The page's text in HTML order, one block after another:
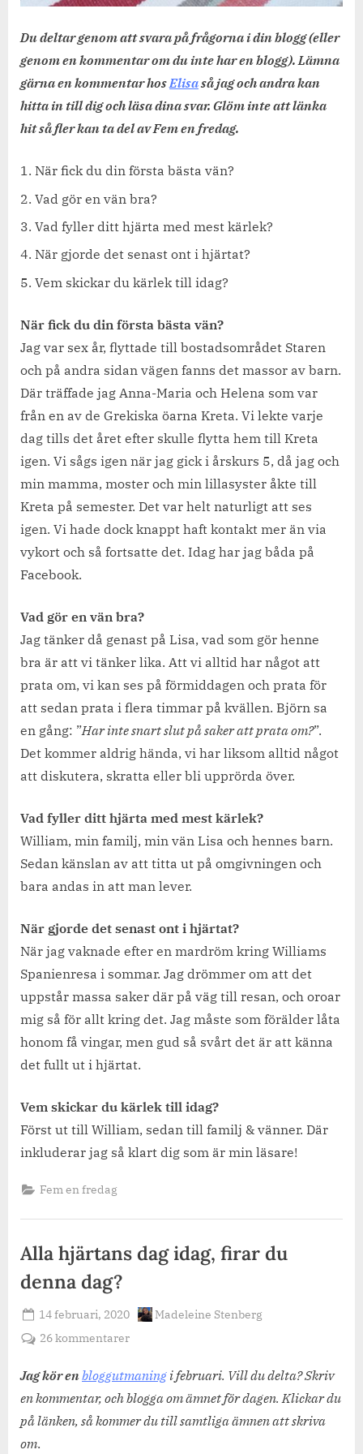
Du deltar genom att svara på frågorna i din blogg (eller
genom en kommentar om du inte har en blogg). Lämna
gärna en kommentar hosElisaså jag och andra kan
hitta in till dig och läsa dina svar. Glöm inte att länka
hit så fler kan ta del av Fem en fredag.
När fick du din första bästa vän?
Vad gör en vän bra?
Vad fyller ditt hjärta med mest kärlek?
När gjorde det senast ont i hjärtat?
Vem skickar du kärlek till idag?
När fick du din första bästa vän?
Jag var sex år, flyttade till bostadsområdet Staren
och på andra sidan vägen fanns det massor av barn.
Där träffade jag Anna-Maria och Helena som var
från en av de Grekiska öarna Kreta. Vi lekte varje
dag tills det året efter skulle flytta hem till Kreta
igen. Vi sågs igen när jag gick i årskurs 5, då jag och
min mamma, moster och min lillasyster åkte till
Kreta på semester. Det var helt naturligt att ses
igen. Vi hade dock knappt haft kontakt mer än via
vykort och så fortsatte det. Idag har jag båda på
Facebook.
Vad gör en vän bra?
Jag tänker då genast på Lisa, vad som gör henne
bra är att vi tänker lika. Att vi alltid har något att
prata om, vi kan ses på förmiddagen och prata för
att sedan prata i flera timmar på kvällen. Björn sa
en gång: ”Har inte snart slut på saker att prata om?”.
Det kommer aldrig hända, vi har liksom alltid något
att diskutera, skratta eller bli upprörda över.
Vad fyller ditt hjärta med mest kärlek?
William, min familj, min vän Lisa och hennes barn.
Sedan känslan av att titta ut på omgivningen och
bara andas in att man lever.
När gjorde det senast ont i hjärtat?
När jag vaknade efter en mardröm kring Williams
Spanienresa i sommar. Jag drömmer om att det
uppstår massa saker där på väg till resan, och oroar
mig så för allt kring det. Jag måste som förälder låta
honom få vingar, men gud så svårt det är att känna
det fullt ut i hjärtat.
Vem skickar du kärlek till idag?
Först ut till William, sedan till familj & vänner. Där
inkluderar jag så klart dig som är min läsare!
Fem en fredag
Alla hjärtans dag idag, firar du
denna dag?
Posted
on
14 februari, 2020 By
Madeleine Stenberg
26 kommentarertill
hjärtans
dag
firar
Jag kör enbloggutmaning i februari. Vill du delta? Skriv
en kommentar, och blogga om ämnet för dagen. Klickar du
på länken, så kommer du till samtliga ämnen att skriva
om.